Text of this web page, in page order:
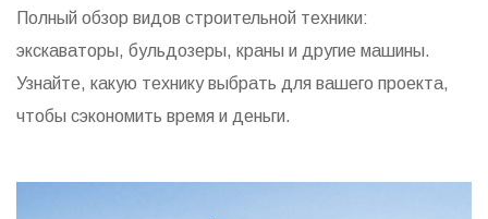
Полный обзор видов строительной техники:
экскаваторы, бульдозеры, краны и другие машины.
Узнайте, какую технику выбрать для вашего проекта,
чтобы сэкономить время и деньги.